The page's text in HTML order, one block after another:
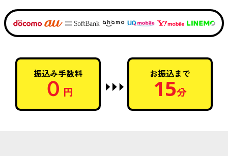
振込み手数料
０ 円
お振込まで
15分